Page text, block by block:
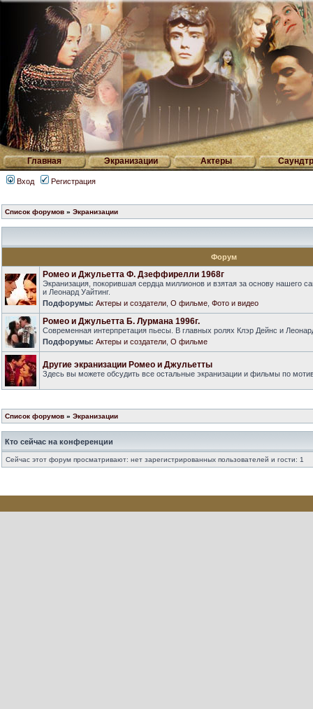
Главная Экранизации Актеры
Вход Регистрация
Список форумов » Экранизации
Форум
Ромео и Джульетта Ф. Дзеффирелли 1968г
Экранизация, покорившая сердца миллионов и взятая за основу нашего
и Леонард Уайтинг.
Подфорумы: Актеры и создатели О фильме Фото и видео
Ромео и Джульетта Б. Лурмана 1996г.
Современная интерпретация пьесы. В главных ролях Клэр Дейнс и
Подфорумы: Актеры и создатели О фильме
Другие экранизации Ромео и Джульетты
Здесь вы можете обсудить все остальные экранизации и фильмы по
Список форумов » Экранизации
Кто сейчас на конференции
Сейчас этот форум просматривают: нет зарегистрированных пользователей и гости: 1